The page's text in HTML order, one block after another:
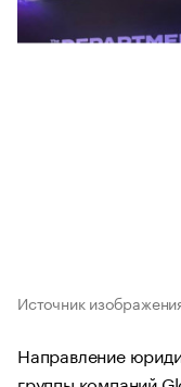
Источник
Направление